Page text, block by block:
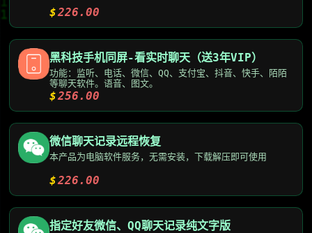
$226.00
黑科技手机同屏-看实时聊天（送3年VIP）
功能：监听、电话、微信、QQ、支付宝、抖音、快手、陌陌
等聊天软件。语音、图文。
$256.00
微信聊天记录远程恢复
本产品为电脑软件服务，无需安装，下载解压即可使用
$226.00
指定好友微信、QQ聊天记录纯文字版